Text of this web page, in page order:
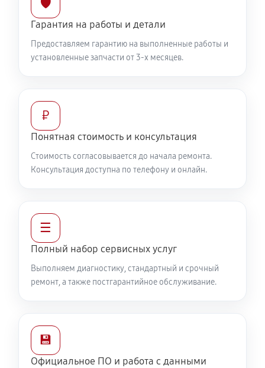
🛡️
Гарантия на работы и детали
Предоставляем гарантию на выполненные работы и
установленные запчасти от 3-х месяцев.
₽
Понятная стоимость и консультация
Стоимость согласовывается до начала ремонта.
Консультация доступна по телефону и онлайн.
☰
Полный набор сервисных услуг
Выполняем диагностику, стандартный и срочный
ремонт, а также постгарантийное обслуживание.
💾
Официальное ПО и работа с данными